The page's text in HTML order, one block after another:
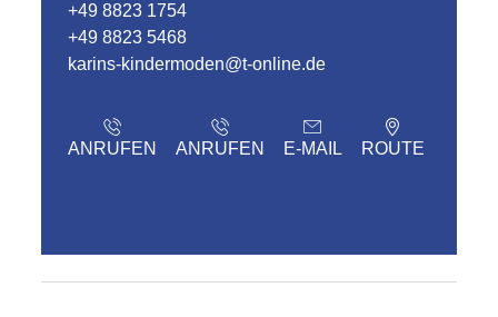
+49 8823 1754
+49 8823 5468
karins-kindermoden@t-online.de
ANRUFEN ANRUFEN E-MAIL ROUTE